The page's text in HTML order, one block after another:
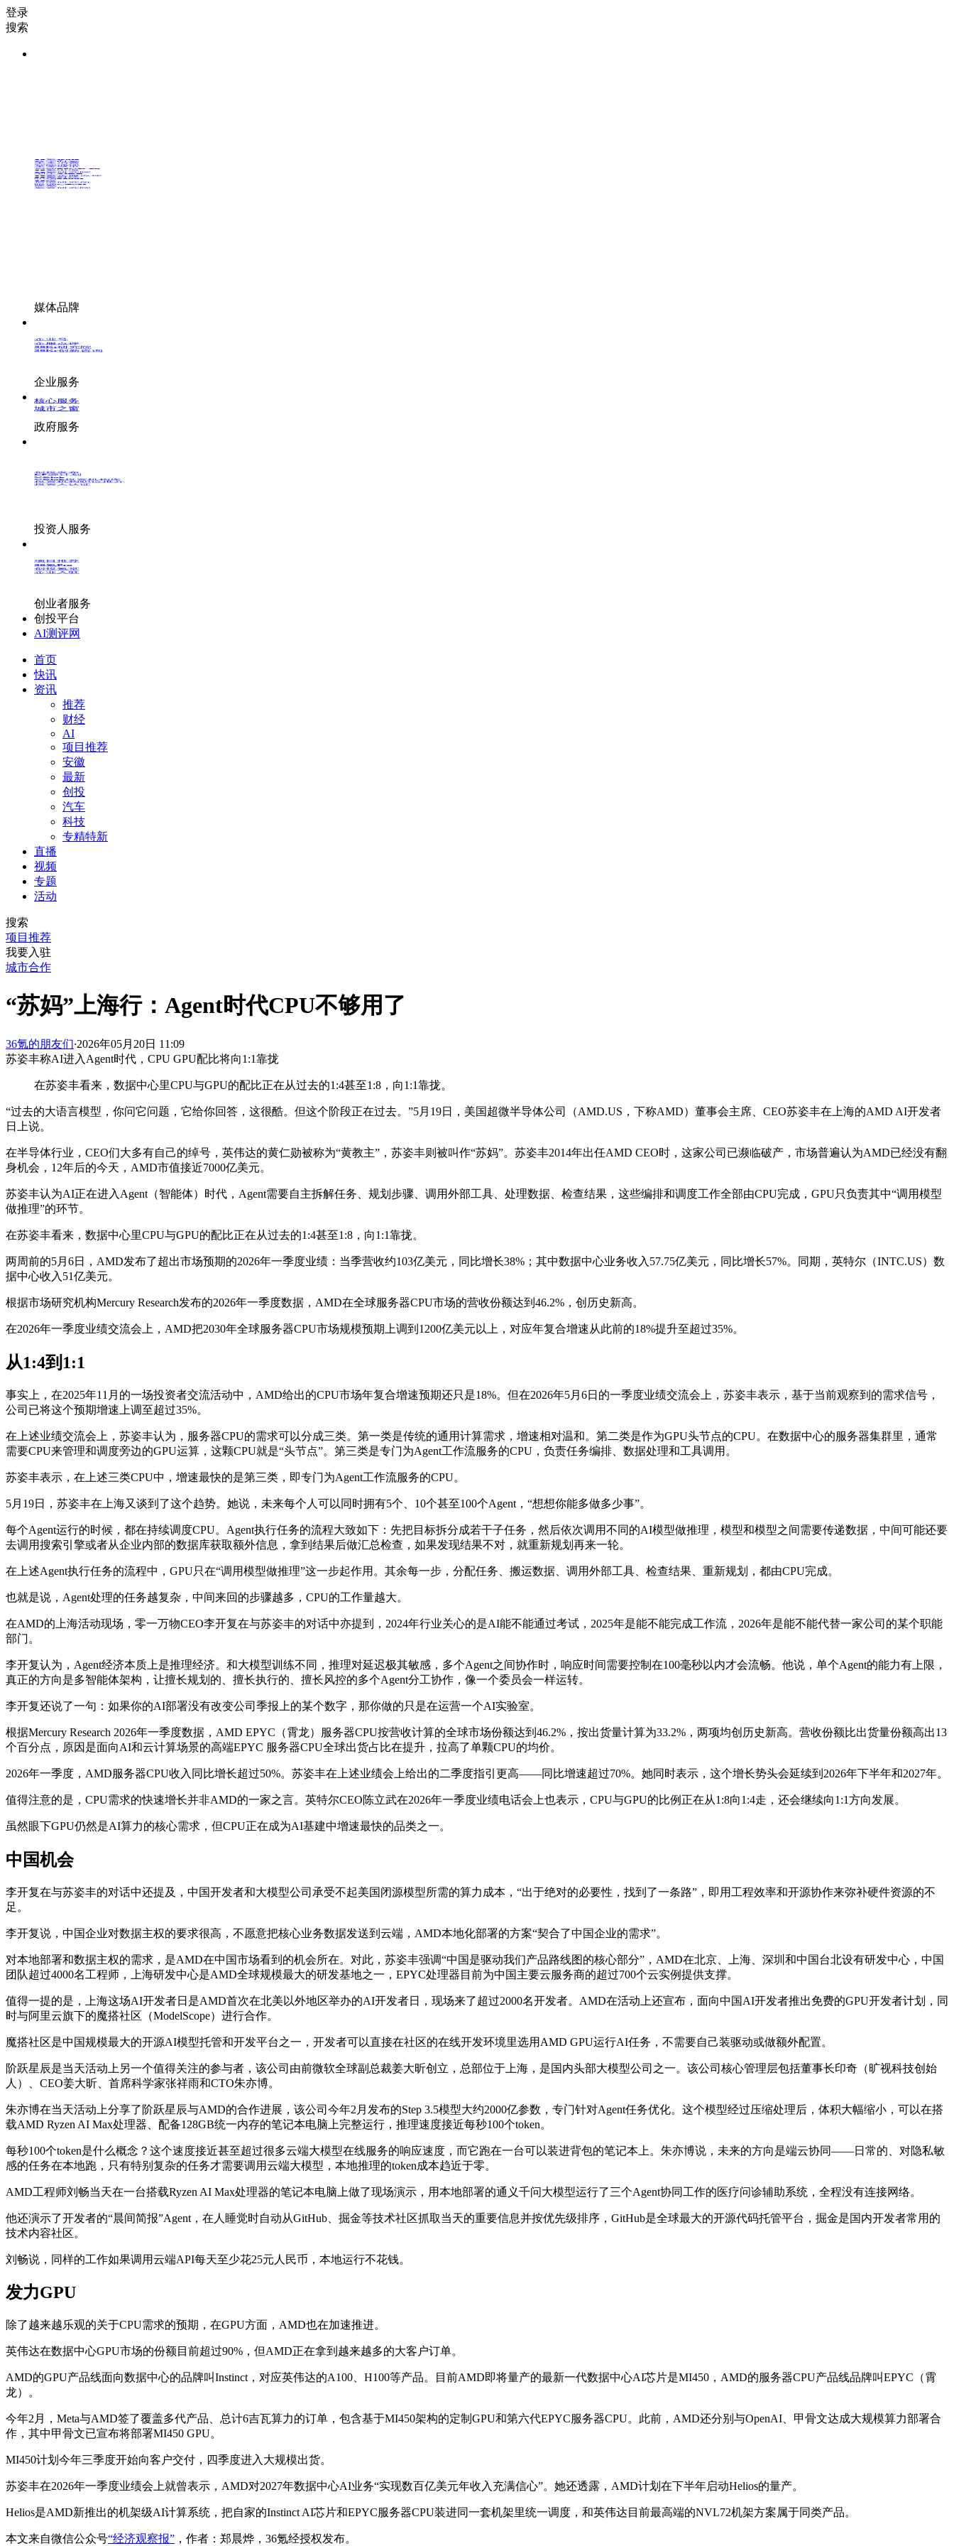
登录
搜索
36氪Auto
未来消费
未来城市
36氪出海
硬氪
媒体品牌
企业号
企服点评
36Kr研究院
36Kr创新咨询
企业服务
核心服务
城市之窗
政府服务
创投发布
LP源计划
VClub
VClub投资机构库
投资机构职位推介
投资人认证
投资人服务
项目推荐
36氪Pro
创投氪堂
企业入驻
创业者服务
创投平台
AI测评网
首页
快讯
资讯
推荐
财经
AI
项目推荐
安徽
最新
创投
汽车
科技
专精特新
直播
视频
专题
活动
搜索
项目推荐
我要入驻
城市合作
“苏妈”上海行：Agent时代CPU不够用了
36氪的朋友们·2026年05月20日 11:09
苏姿丰称AI进入Agent时代，CPU GPU配比将向1:1靠拢
在苏姿丰看来，数据中心里CPU与GPU的配比正在从过去的1:4甚至1:8，向1:1靠拢。
“过去的大语言模型，你问它问题，它给你回答，这很酷。但这个阶段正在过去。”5月19日，美国超微半导体公司（AMD.US，下称AMD）董事会主席、CEO苏姿丰在上海的AMD AI开发者
日上说。
在半导体行业，CEO们大多有自己的绰号，英伟达的黄仁勋被称为“黄教主”，苏姿丰则被叫作“苏妈”。苏姿丰2014年出任AMD CEO时，这家公司已濒临破产，市场普遍认为AMD已经没有翻
身机会，12年后的今天，AMD市值接近7000亿美元。
苏姿丰认为AI正在进入Agent（智能体）时代，Agent需要自主拆解任务、规划步骤、调用外部工具、处理数据、检查结果，这些编排和调度工作全部由CPU完成，GPU只负责其中“调用模型
做推理”的环节。
在苏姿丰看来，数据中心里CPU与GPU的配比正在从过去的1:4甚至1:8，向1:1靠拢。
两周前的5月6日，AMD发布了超出市场预期的2026年一季度业绩：当季营收约103亿美元，同比增长38%；其中数据中心业务收入57.75亿美元，同比增长57%。同期，英特尔（INTC.US）数
据中心收入51亿美元。
根据市场研究机构Mercury Research发布的2026年一季度数据，AMD在全球服务器CPU市场的营收份额达到46.2%，创历史新高。
在2026年一季度业绩交流会上，AMD把2030年全球服务器CPU市场规模预期上调到1200亿美元以上，对应年复合增速从此前的18%提升至超过35%。
从1:4到1:1
事实上，在2025年11月的一场投资者交流活动中，AMD给出的CPU市场年复合增速预期还只是18%。但在2026年5月6日的一季度业绩交流会上，苏姿丰表示，基于当前观察到的需求信号，
公司已将这个预期增速上调至超过35%。
在上述业绩交流会上，苏姿丰认为，服务器CPU的需求可以分成三类。第一类是传统的通用计算需求，增速相对温和。第二类是作为GPU头节点的CPU。在数据中心的服务器集群里，通常
需要CPU来管理和调度旁边的GPU运算，这颗CPU就是“头节点”。第三类是专门为Agent工作流服务的CPU，负责任务编排、数据处理和工具调用。
苏姿丰表示，在上述三类CPU中，增速最快的是第三类，即专门为Agent工作流服务的CPU。
5月19日，苏姿丰在上海又谈到了这个趋势。她说，未来每个人可以同时拥有5个、10个甚至100个Agent，“想想你能多做多少事”。
每个Agent运行的时候，都在持续调度CPU。Agent执行任务的流程大致如下：先把目标拆分成若干子任务，然后依次调用不同的AI模型做推理，模型和模型之间需要传递数据，中间可能还要
去调用搜索引擎或者从企业内部的数据库获取额外信息，拿到结果后做汇总检查，如果发现结果不对，就重新规划再来一轮。
在上述Agent执行任务的流程中，GPU只在“调用模型做推理”这一步起作用。其余每一步，分配任务、搬运数据、调用外部工具、检查结果、重新规划，都由CPU完成。
也就是说，Agent处理的任务越复杂，中间来回的步骤越多，CPU的工作量越大。
在AMD的上海活动现场，零一万物CEO李开复在与苏姿丰的对话中亦提到，2024年行业关心的是AI能不能通过考试，2025年是能不能完成工作流，2026年是能不能代替一家公司的某个职能
部门。
李开复认为，Agent经济本质上是推理经济。和大模型训练不同，推理对延迟极其敏感，多个Agent之间协作时，响应时间需要控制在100毫秒以内才会流畅。他说，单个Agent的能力有上限，
真正的方向是多智能体架构，让擅长规划的、擅长执行的、擅长风控的多个Agent分工协作，像一个委员会一样运转。
李开复还说了一句：如果你的AI部署没有改变公司季报上的某个数字，那你做的只是在运营一个AI实验室。
根据Mercury Research 2026年一季度数据，AMD EPYC（霄龙）服务器CPU按营收计算的全球市场份额达到46.2%，按出货量计算为33.2%，两项均创历史新高。营收份额比出货量份额高出13
个百分点，原因是面向AI和云计算场景的高端EPYC 服务器CPU全球出货占比在提升，拉高了单颗CPU的均价。
2026年一季度，AMD服务器CPU收入同比增长超过50%。苏姿丰在上述业绩会上给出的二季度指引更高——同比增速超过70%。她同时表示，这个增长势头会延续到2026年下半年和2027年。
值得注意的是，CPU需求的快速增长并非AMD的一家之言。英特尔CEO陈立武在2026年一季度业绩电话会上也表示，CPU与GPU的比例正在从1:8向1:4走，还会继续向1:1方向发展。
虽然眼下GPU仍然是AI算力的核心需求，但CPU正在成为AI基建中增速最快的品类之一。
中国机会
李开复在与苏姿丰的对话中还提及，中国开发者和大模型公司承受不起美国闭源模型所需的算力成本，“出于绝对的必要性，找到了一条路”，即用工程效率和开源协作来弥补硬件资源的不
足。
李开复说，中国企业对数据主权的要求很高，不愿意把核心业务数据发送到云端，AMD本地化部署的方案“契合了中国企业的需求”。
对本地部署和数据主权的需求，是AMD在中国市场看到的机会所在。对此，苏姿丰强调“中国是驱动我们产品路线图的核心部分”，AMD在北京、上海、深圳和中国台北设有研发中心，中国
团队超过4000名工程师，上海研发中心是AMD全球规模最大的研发基地之一，EPYC处理器目前为中国主要云服务商的超过700个云实例提供支撑。
值得一提的是，上海这场AI开发者日是AMD首次在北美以外地区举办的AI开发者日，现场来了超过2000名开发者。AMD在活动上还宣布，面向中国AI开发者推出免费的GPU开发者计划，同
时与阿里云旗下的魔搭社区（ModelScope）进行合作。
魔搭社区是中国规模最大的开源AI模型托管和开发平台之一，开发者可以直接在社区的在线开发环境里选用AMD GPU运行AI任务，不需要自己装驱动或做额外配置。
阶跃星辰是当天活动上另一个值得关注的参与者，该公司由前微软全球副总裁姜大昕创立，总部位于上海，是国内头部大模型公司之一。该公司核心管理层包括董事长印奇（旷视科技创始
人）、CEO姜大昕、首席科学家张祥雨和CTO朱亦博。
朱亦博在当天活动上分享了阶跃星辰与AMD的合作进展，该公司今年2月发布的Step 3.5模型大约2000亿参数，专门针对Agent任务优化。这个模型经过压缩处理后，体积大幅缩小，可以在搭
载AMD Ryzen AI Max处理器、配备128GB统一内存的笔记本电脑上完整运行，推理速度接近每秒100个token。
每秒100个token是什么概念？这个速度接近甚至超过很多云端大模型在线服务的响应速度，而它跑在一台可以装进背包的笔记本上。朱亦博说，未来的方向是端云协同——日常的、对隐私敏
感的任务在本地跑，只有特别复杂的任务才需要调用云端大模型，本地推理的token成本趋近于零。
AMD工程师刘畅当天在一台搭载Ryzen AI Max处理器的笔记本电脑上做了现场演示，用本地部署的通义千问大模型运行了三个Agent协同工作的医疗问诊辅助系统，全程没有连接网络。
他还演示了开发者的“晨间简报”Agent，在人睡觉时自动从GitHub、掘金等技术社区抓取当天的重要信息并按优先级排序，GitHub是全球最大的开源代码托管平台，掘金是国内开发者常用的
技术内容社区。
刘畅说，同样的工作如果调用云端API每天至少花25元人民币，本地运行不花钱。
发力GPU
除了越来越乐观的关于CPU需求的预期，在GPU方面，AMD也在加速推进。
英伟达在数据中心GPU市场的份额目前超过90%，但AMD正在拿到越来越多的大客户订单。
AMD的GPU产品线面向数据中心的品牌叫Instinct，对应英伟达的A100、H100等产品。目前AMD即将量产的最新一代数据中心AI芯片是MI450，AMD的服务器CPU产品线品牌叫EPYC（霄
龙）。
今年2月，Meta与AMD签了覆盖多代产品、总计6吉瓦算力的订单，包含基于MI450架构的定制GPU和第六代EPYC服务器CPU。此前，AMD还分别与OpenAI、甲骨文达成大规模算力部署合
作，其中甲骨文已宣布将部署MI450 GPU。
MI450计划今年三季度开始向客户交付，四季度进入大规模出货。
苏姿丰在2026年一季度业绩会上就曾表示，AMD对2027年数据中心AI业务“实现数百亿美元年收入充满信心”。她还透露，AMD计划在下半年启动Helios的量产。
Helios是AMD新推出的机架级AI计算系统，把自家的Instinct AI芯片和EPYC服务器CPU装进同一套机架里统一调度，和英伟达目前最高端的NVL72机架方案属于同类产品。
本文来自微信公众号“经济观察报” ，作者：郑晨烨，36氪经授权发布。